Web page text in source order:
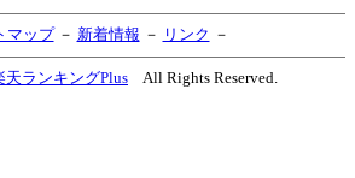
マップ－ 新着情報 － リンク －
天ランキングPlus All Rights Reserved.